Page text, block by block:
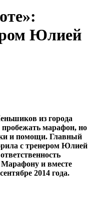
Юлией
из города
пробежать марафон, но
и помощи. Главный
с тренером Юлией
и вместе
2014 года.